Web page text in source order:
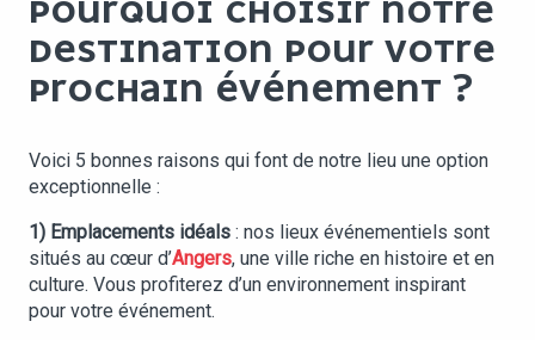
POURQUOI CHOISIR NOTRE
DESTINATION POUR VOTRE
PROCHAIN ÉVÉNEMENT ?
Voici 5 bonnes raisons qui font de notre lieu une option
exceptionnelle :
1) Emplacements idéals : nos lieux événementiels sont
situés au cœur d’Angers, une ville riche en histoire et en
culture. Vous profiterez d’un environnement inspirant
pour votre événement.